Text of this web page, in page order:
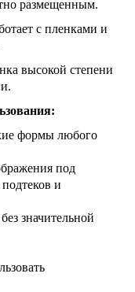
размещенным.
с пленками и
высокой степени
формы любого
под
и
значительной